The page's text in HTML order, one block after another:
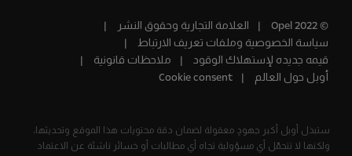
© Opel 2022
العلامة التجارية وحقوق النشر
سياسة الخصوصية وملفات تعريف الارتباط
قيمه جديده لإستهلاك الوقود
ملاحظات قانونية
أوبل حول العالم
Cookie consent
ستبذل أوبل أكبر جهودٍ معقولة لضمان دقة محتويات هذا الموقع وتحديثها،
ولكنها لا تتحمّل أي مسؤولية تجاه أي مطالبات أو خسائر ناشئة عن الاعتماد